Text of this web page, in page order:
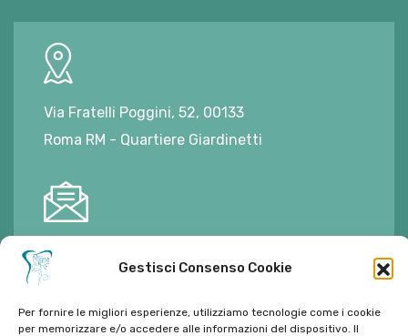
Gestisci Consenso Cookie
Per fornire le migliori esperienze, utilizziamo tecnologie come i cookie
per memorizzare e/o accedere alle informazioni del dispositivo. Il
Via Fratelli Poggini, 52, 00133
Roma RM - Quartiere Giardinetti
E-mail: